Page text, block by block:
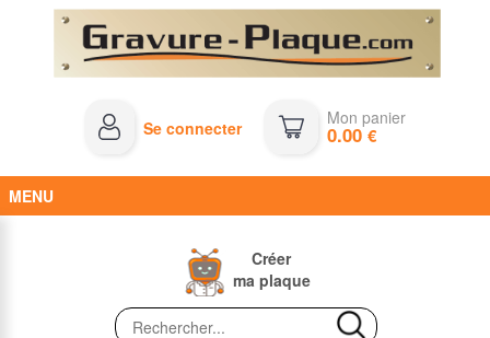
Se connecter Mon panier
0.00€
MENU
Créer
ma plaque